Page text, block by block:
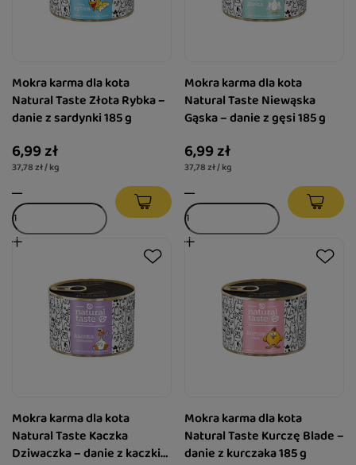
Mokra karma dla kota
Natural Taste Złota Rybka –
danie z sardynki 185 g
6,99 zł
37,78 zł / kg
Mokra karma dla kota
Natural Taste Niewąska
Gąska – danie z gęsi 185 g
6,99 zł
37,78 zł / kg
Mokra karma dla kota
Natural Taste Kaczka
Dziwaczka – danie z kaczki
Mokra karma dla kota
Natural Taste Kurczę Blade –
danie z kurczaka 185 g